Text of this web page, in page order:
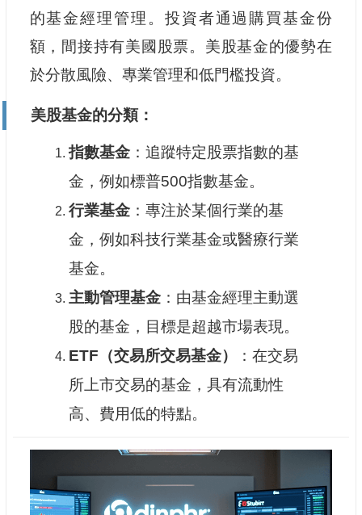
的基金經理管理。投資者通過購買基金份
額，間接持有美國股票。美股基金的優勢在
於分散風險、專業管理和低門檻投資。
美股基金的分類：
指數基金：追蹤特定股票指數的基
金，例如標普500指數基金。
行業基金：專注於某個行業的基
金，例如科技行業基金或醫療行業
基金。
主動管理基金：由基金經理主動選
股的基金，目標是超越市場表現。
ETF（交易所交易基金）
：在交易
所上市交易的基金，具有流動性
高、費用低的特點。